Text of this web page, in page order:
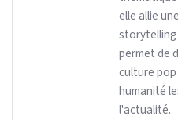
elle allie
storytelling
permet de
culture
humanité
l'actualité.